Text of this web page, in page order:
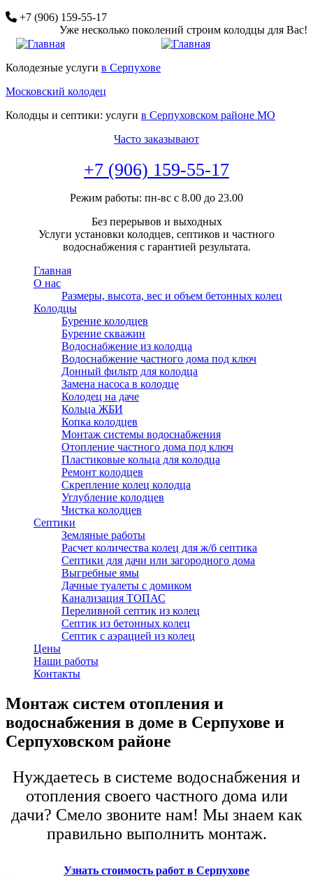
Перейти
основному
+7 (906) 159-55-17
Уже несколько поколений строим колодцы для Вас!
Колодезные услуги в Серпухове
Московский колодец
Колодцы и септики: услуги в Серпуховском районе МО
Часто заказывают
+7 (906) 159-55-17
Режим работы: пн-вс с 8.00 до 23.00
Без перерывов и выходных
Услуги установки колодцев, септиков и частного
водоснабжения с гарантией результата.
Главная
О нас
Размеры, высота, вес и объем бетонных колец
Колодцы
Бурение колодцев
Бурение скважин
Водоснабжение из колодца
Водоснабжение частного дома под ключ
Донный фильтр для колодца
Замена насоса в колодце
Колодец на даче
Кольца ЖБИ
Копка колодцев
Монтаж системы водоснабжения
Отопление частного дома под ключ
Пластиковые кольца для колодца
Ремонт колодцев
Скрепление колец колодца
Углубление колодцев
Чистка колодцев
Септики
Земляные работы
Расчет количества колец для ж/б септика
Септики для дачи или загородного дома
Выгребные ямы
Дачные туалеты с домиком
Канализация ТОПАС
Переливной септик из колец
Септик из бетонных колец
Септик с аэрацией из колец
Цены
Наши работы
Контакты
Монтаж систем отопления и
водоснабжения в доме в Серпухове и
Серпуховском районе
Нуждаетесь в системе водоснабжения и
отопления своего частного дома или
дачи? Смело звоните нам! Мы знаем как
правильно выполнить монтаж.
Узнать стоимость работ в Серпухове